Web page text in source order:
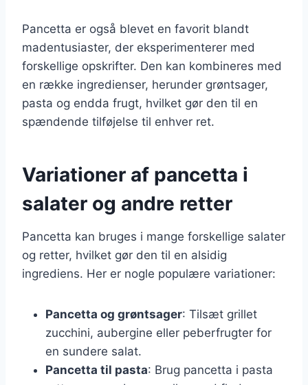
Pancetta er også blevet en favorit blandt
madentusiaster, der eksperimenterer med
forskellige opskrifter. Den kan kombineres med
en række ingredienser, herunder grøntsager,
pasta og endda frugt, hvilket gør den til en
spændende tilføjelse til enhver ret.
Variationer af pancetta i
salater og andre retter
Pancetta kan bruges i mange forskellige salater
og retter, hvilket gør den til en alsidig
ingrediens. Her er nogle populære variationer:
Pancetta og grøntsager: Tilsæt grillet
zucchini, aubergine eller peberfrugter for
en sundere salat.
Pancetta til pasta: Brug pancetta i pasta